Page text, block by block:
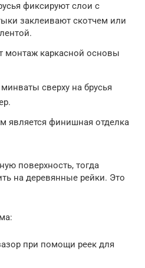
фиксируют слои с
заклеивают скотчем или
монтаж каркасной основы
сверху на брусья
является финишная отделка
поверхность, тогда
на деревянные рейки. Это
при помощи реек для